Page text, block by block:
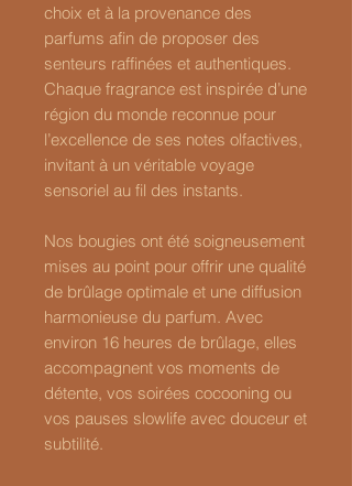
choix et à la provenance des
parfums afin de proposer des
senteurs raffinées et authentiques.
Chaque fragrance est inspirée d’une
région du monde reconnue pour
l’excellence de ses notes olfactives,
invitant à un véritable voyage
sensoriel au fil des instants.
Nos bougies ont été soigneusement
mises au point pour offrir une qualité
de brûlage optimale et une diffusion
harmonieuse du parfum. Avec
environ 16 heures de brûlage, elles
accompagnent vos moments de
détente, vos soirées cocooning ou
vos pauses slowlife avec douceur et
subtilité.